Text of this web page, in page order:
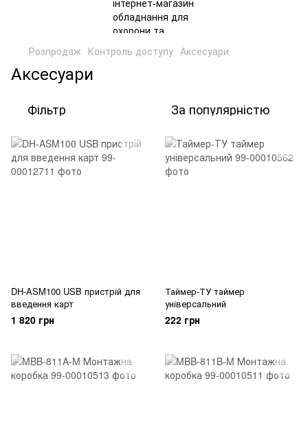
Розпродаж Контроль доступу Аксесуари
Аксесуари
Фільтр За популярністю
DH-ASM100 USB пристрій для
введення карт
1 820 грн
Таймер-ТУ таймер
універсальний
222 грн